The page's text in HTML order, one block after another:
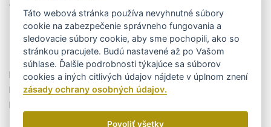
Ostatné
Partneri
Byty Trikota
MiPEdesign
Táto webová stránka používa nevyhnutné súbory
cookie na zabezpečenie správneho fungovania a
sledovacie súbory cookie, aby sme pochopili, ako so
stránkou pracujete. Budú nastavené až po Vašom
súhlase. Ďalšie podrobnosti týkajúce sa súborov
cookies a iných citlivých údajov nájdete v úplnom znení
zásady ochrany osobných údajov.
Povoliť všetky